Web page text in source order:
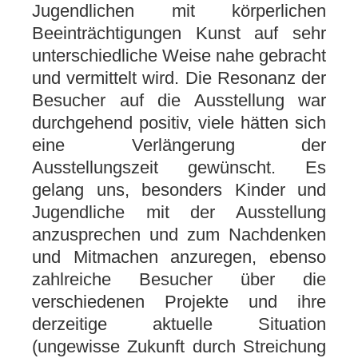
Jugendlichen mit körperlichen
Beeinträchtigungen Kunst auf sehr
unterschiedliche Weise nahe gebracht
und vermittelt wird. Die Resonanz der
Besucher auf die Ausstellung war
durchgehend positiv, viele hätten sich
eine Verlängerung der
Ausstellungszeit gewünscht. Es
gelang uns, besonders Kinder und
Jugendliche mit der Ausstellung
anzusprechen und zum Nachdenken
und Mitmachen anzuregen, ebenso
zahlreiche Besucher über die
verschiedenen Projekte und ihre
derzeitige aktuelle Situation
(ungewisse Zukunft durch Streichung